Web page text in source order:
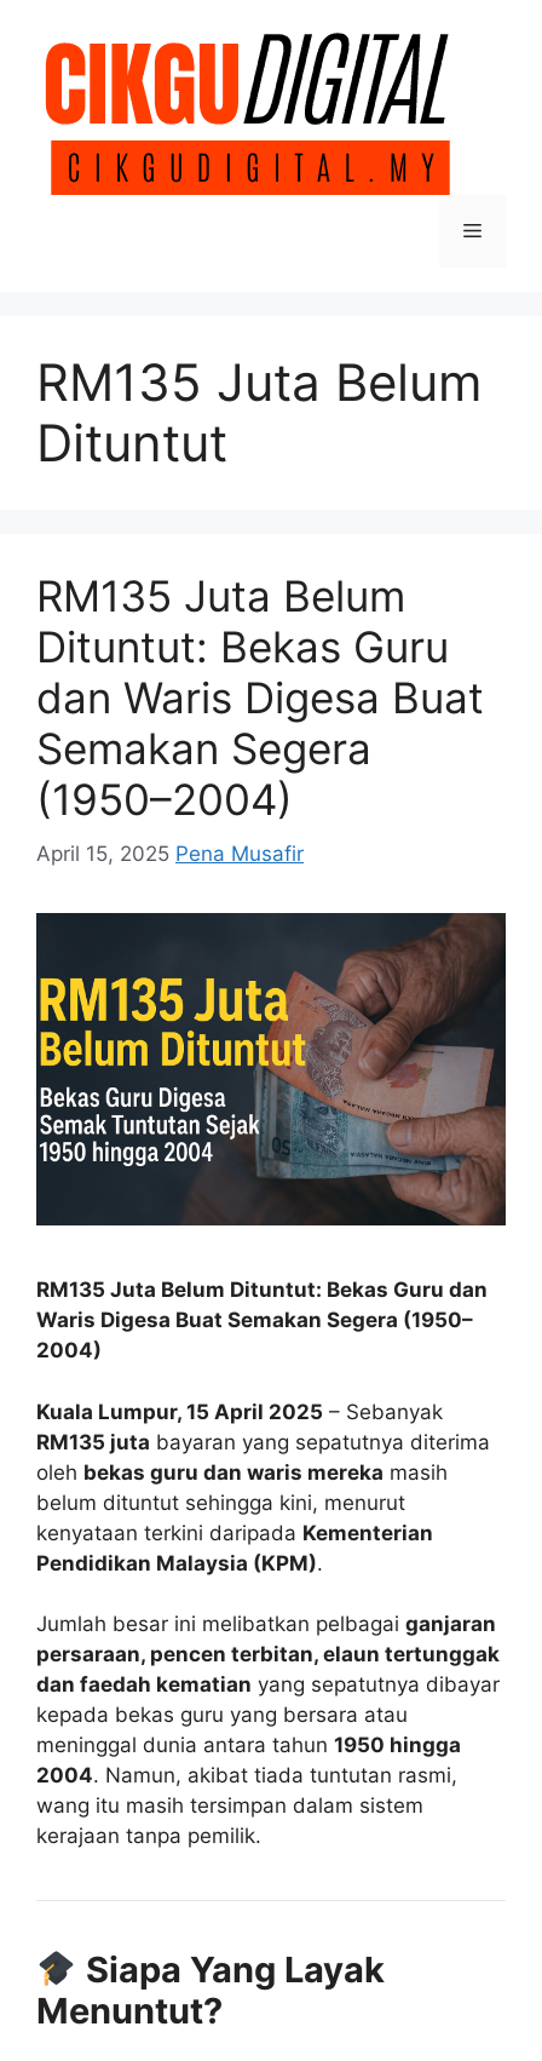
content
Menu
RM135 Juta Belum
Dituntut
RM135 Juta Belum
Dituntut: Bekas Guru
dan Waris Digesa Buat
Semakan Segera
(1950–2004)
April 15, 2025 Pena Musafir
RM135 Juta Belum Dituntut: Bekas Guru dan
Waris Digesa Buat Semakan Segera (1950–
2004)
Kuala Lumpur, 15 April 2025 – Sebanyak
RM135 juta bayaran yang sepatutnya diterima
oleh bekas guru dan waris mereka masih
belum dituntut sehingga kini, menurut
kenyataan terkini daripada Kementerian
Pendidikan Malaysia (KPM).
Jumlah besar ini melibatkan pelbagai ganjaran
persaraan, pencen terbitan, elaun tertunggak
dan faedah kematian yang sepatutnya dibayar
kepada bekas guru yang bersara atau
meninggal dunia antara tahun 1950 hingga
2004. Namun, akibat tiada tuntutan rasmi,
wang itu masih tersimpan dalam sistem
kerajaan tanpa pemilik.
Siapa Yang Layak
Menuntut?